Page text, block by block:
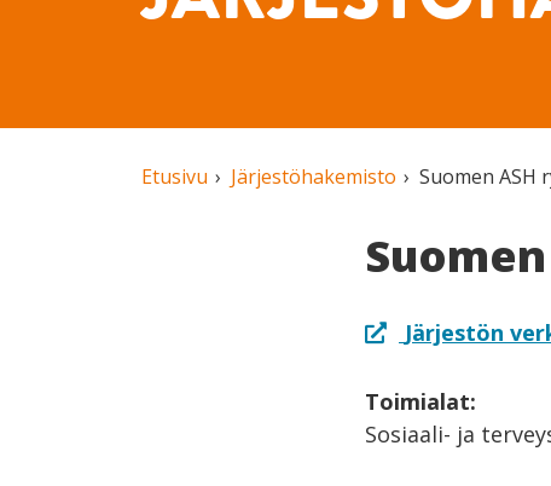
Etusivu Järjestöhakemisto Suomen ASH
Järjestön
Toimialat:
Sosiaali- ja